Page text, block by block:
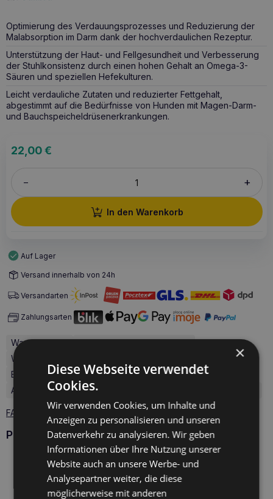
Optimierung des Verdauungsprozesses und Reduzierung der
Malabsorption im Darm dank der hochverdaulichen Rezeptur.
Unterstützung der Haut- und Fellgesundheit und Verbesserung
der Stuhlkonsistenz durch einen hohen Gehalt an Omega-3-
Säuren und speziellen Hefekulturen.
Leicht verdauliche Zutaten und reduzierter Fettgehalt,
abgestimmt auf die Bedürfnisse von Hunden mit Magen-Darm-
und Bauchspeicheldrüsenerkrankungen.
22,00€
– +
In den Warenkorb
Auf Lager
Versand innerhalb von 24h
Versandarten
Zahlungsarten
Waage: 2.4 kg
Größe des Tieres: Universal
Wiek zwierzęcia: Erwachsene
Hunderassen: Wszystkie
Besondere Anforderungen: Empfindlich-Magen-Darm-Trakt
Art der Verpflegung: Nass
FAQ - 1 Fragen zum Produkt
Produkte Calibra
×
Diese Webseite verwendet
Cookies.
Wir verwenden Cookies, um Inhalte und
Anzeigen zu personalisieren und unseren
Datenverkehr zu analysieren. Wir geben
Informationen über Ihre Nutzung unserer
Website auch an unsere Werbe- und
Analysepartner weiter, die diese
möglicherweise mit anderen